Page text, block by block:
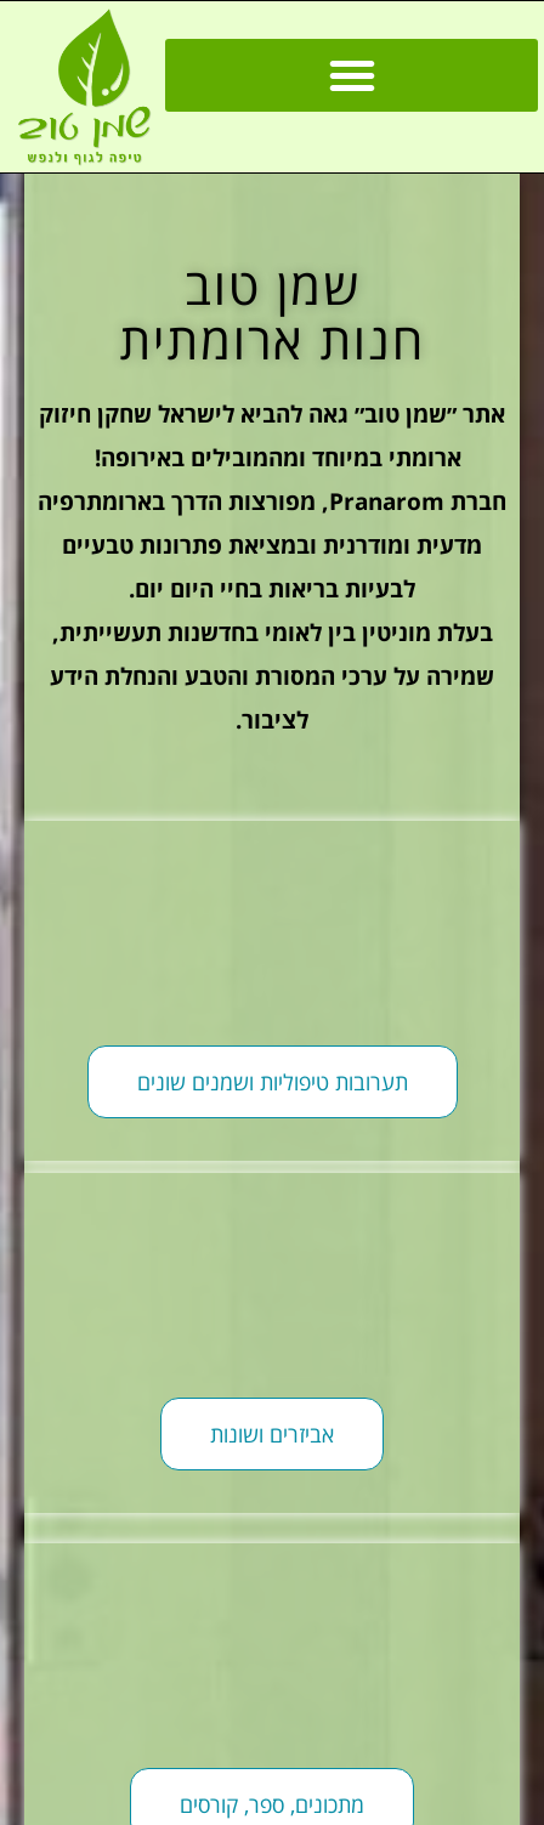
שמן טוב
חנות ארומתית
אתר ״שמן טוב״ גאה להביא לישראל שחקן חיזוק
ארומתי במיוחד ומהמובילים באירופה!
חברת Pranarom, מפורצות הדרך בארומתרפיה
מדעית ומודרנית ובמציאת פתרונות טבעיים
לבעיות בריאות בחיי היום יום.
בעלת מוניטין בין לאומי בחדשנות תעשייתית,
שמירה על ערכי המסורת והטבע והנחלת הידע
לציבור.
תערובות טיפוליות ושמנים שונים
אביזרים ושונות
מתכונים, ספר, קורסים